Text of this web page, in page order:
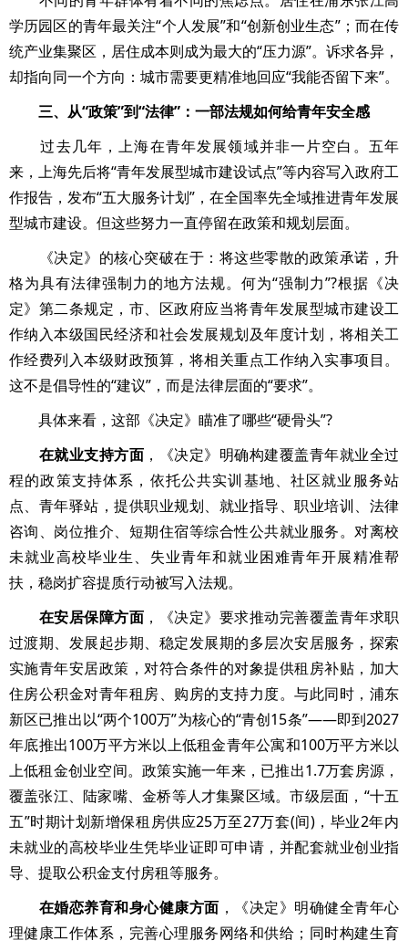
学历园区的青年最关注“个人发展”和“创新创业生态”；而在传
统产业集聚区，居住成本则成为最大的“压力源”。诉求各异，
却指向同一个方向：城市需要更精准地回应“我能否留下来”。
三、从“政策”到“法律”：一部法规如何给青年安全感
过去几年，上海在青年发展领域并非一片空白。五年
来，上海先后将“青年发展型城市建设试点”等内容写入政府工
作报告，发布“五大服务计划”，在全国率先全域推进青年发展
型城市建设。但这些努力一直停留在政策和规划层面。
《决定》的核心突破在于：将这些零散的政策承诺，升
格为具有法律强制力的地方法规。何为“强制力”?根据《决
定》第二条规定，市、区政府应当将青年发展型城市建设工
作纳入本级国民经济和社会发展规划及年度计划，将相关工
作经费列入本级财政预算，将相关重点工作纳入实事项目。
这不是倡导性的“建议”，而是法律层面的“要求”。
具体来看，这部《决定》瞄准了哪些“硬骨头”?
在就业支持方面 ，《决定》明确构建覆盖青年就业全过
程的政策支持体系，依托公共实训基地、社区就业服务站
点、青年驿站，提供职业规划、就业指导、职业培训、法律
咨询、岗位推介、短期住宿等综合性公共就业服务。对离校
未就业高校毕业生、失业青年和就业困难青年开展精准帮
扶，稳岗扩容提质行动被写入法规。
在安居保障方面 ，《决定》要求推动完善覆盖青年求职
过渡期、发展起步期、稳定发展期的多层次安居服务，探索
实施青年安居政策，对符合条件的对象提供租房补贴，加大
住房公积金对青年租房、购房的支持力度。与此同时，浦东
新区已推出以“两个100万”为核心的“青创15条”——即到2027
年底推出100万平方米以上低租金青年公寓和100万平方米以
上低租金创业空间。政策实施一年来，已推出1.7万套房源，
覆盖张江、陆家嘴、金桥等人才集聚区域。市级层面，“十五
五”时期计划新增保租房供应25万至27万套(间)，毕业2年内
未就业的高校毕业生凭毕业证即可申请，并配套就业创业指
导、提取公积金支付房租等服务。
在婚恋养育和身心健康方面 ，《决定》明确健全青年心
理健康工作体系，完善心理服务网络和供给；同时构建生育